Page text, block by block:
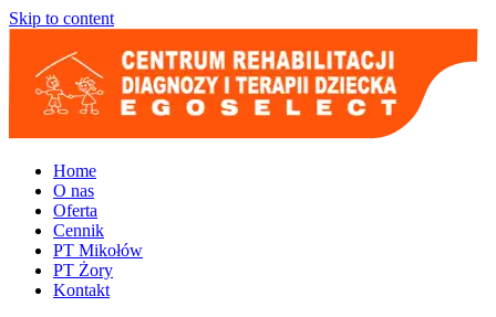
Skip to content
Home
O nas
Oferta
Cennik
PT Mikołów
PT Żory
Kontakt